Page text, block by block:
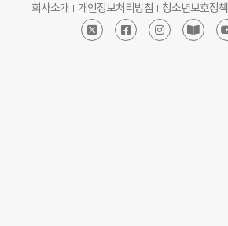
회사소개 개인정보처리방침 청소년보호정책